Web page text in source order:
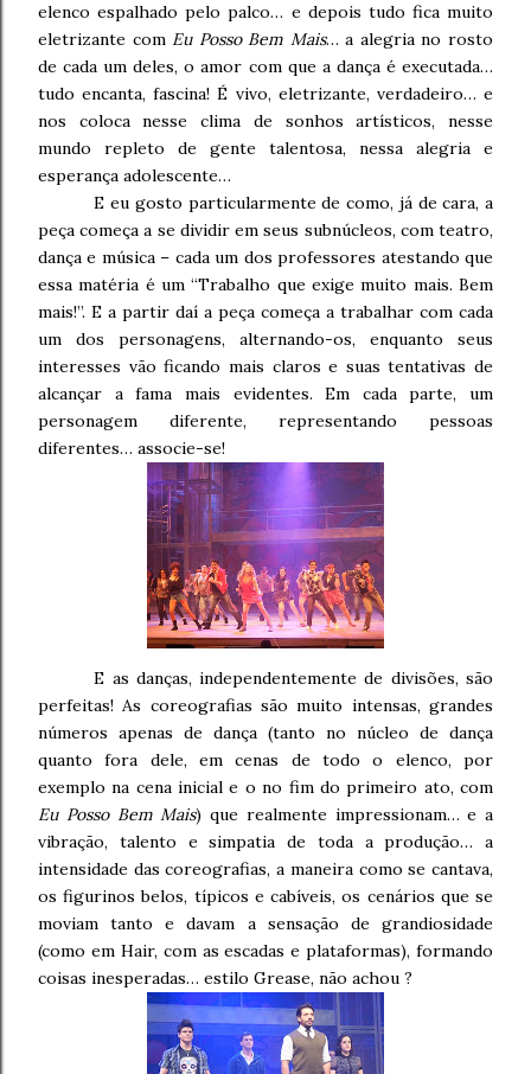
elenco espalhado pelo palco… e depois tudo fica muito
eletrizante com Eu Posso Bem Mais… a alegria no rosto
de cada um deles, o amor com que a dança é executada…
tudo encanta, fascina! É vivo, eletrizante, verdadeiro… e
nos coloca nesse clima de sonhos artísticos, nesse
mundo repleto de gente talentosa, nessa alegria e
esperança adolescente…
E eu gosto particularmente de como, já de cara, a
peça começa a se dividir em seus subnúcleos, com teatro,
dança e música – cada um dos professores atestando que
essa matéria é um “Trabalho que exige muito mais. Bem
mais!”. E a partir daí a peça começa a trabalhar com cada
um dos personagens, alternando-os, enquanto seus
interesses vão ficando mais claros e suas tentativas de
alcançar a fama mais evidentes. Em cada parte, um
personagem diferente, representando pessoas
diferentes… associe-se!
E as danças, independentemente de divisões, são
perfeitas! As coreografias são muito intensas, grandes
números apenas de dança (tanto no núcleo de dança
quanto fora dele, em cenas de todo o elenco, por
exemplo na cena inicial e o no fim do primeiro ato, com
Eu Posso Bem Mais) que realmente impressionam… e a
vibração, talento e simpatia de toda a produção… a
intensidade das coreografias, a maneira como se cantava,
os figurinos belos, típicos e cabíveis, os cenários que se
moviam tanto e davam a sensação de grandiosidade
(como em Hair, com as escadas e plataformas), formando
coisas inesperadas… estilo Grease, não achou ?